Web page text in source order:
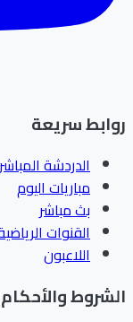
سريعة
الدردشة المباشرة
مباريات اليوم
بث مباشر
القنوات الرياضية
اللاعبون
والأحكام